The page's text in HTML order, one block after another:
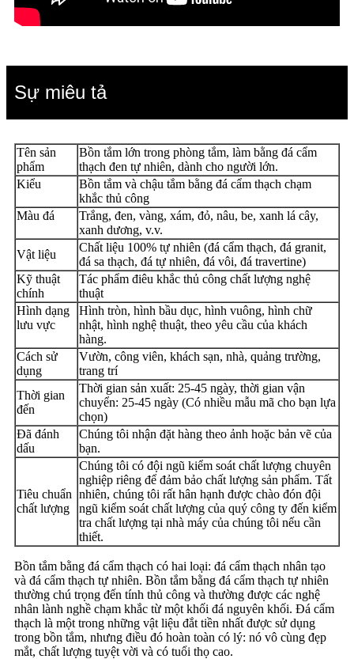
Sự miêu tả
Tên sản
phẩm
Bồn tắm lớn trong phòng tắm, làm bằng đá cẩm
thạch đen tự nhiên, dành cho người lớn.
Kiểu
Bồn tắm và chậu tắm bằng đá cẩm thạch chạm
khắc thủ công
Màu đá
Trắng, đen, vàng, xám, đỏ, nâu, be, xanh lá cây,
xanh dương, v.v.
Vật liệu
Chất liệu 100% tự nhiên (đá cẩm thạch, đá granit,
đá sa thạch, đá tự nhiên, đá vôi, đá travertine)
Kỹ thuật
chính
Tác phẩm điêu khắc thủ công chất lượng nghệ
thuật
Hình dạng
lưu vực
Hình tròn, hình bầu dục, hình vuông, hình chữ
nhật, hình nghệ thuật, theo yêu cầu của khách
hàng.
Cách sử
dụng
Vườn, công viên, khách sạn, nhà, quảng trường,
trang trí
Thời gian
đến
Thời gian sản xuất: 25-45 ngày, thời gian vận
chuyển: 25-45 ngày (Có nhiều mẫu mã cho bạn lựa
chọn)
Đã đánh
dấu
Chúng tôi nhận đặt hàng theo ảnh hoặc bản vẽ của
bạn.
Tiêu chuẩn
chất lượng
Chúng tôi có đội ngũ kiểm soát chất lượng chuyên
nghiệp riêng để đảm bảo chất lượng sản phẩm. Tất
nhiên, chúng tôi rất hân hạnh được chào đón đội
ngũ kiểm soát chất lượng của quý công ty đến kiểm
tra chất lượng tại nhà máy của chúng tôi nếu cần
thiết.
Bồn tắm bằng đá cẩm thạch có hai loại: đá cẩm thạch nhân tạo
và đá cẩm thạch tự nhiên. Bồn tắm bằng đá cẩm thạch tự nhiên
thường chú trọng đến tính thủ công và thường được các nghệ
nhân lành nghề chạm khắc từ một khối đá nguyên khối. Đá cẩm
thạch là một trong những vật liệu đắt tiền nhất được sử dụng
trong bồn tắm, nhưng điều đó hoàn toàn có lý: nó vô cùng đẹp
mắt, chất lượng tuyệt vời và có tuổi thọ cao.